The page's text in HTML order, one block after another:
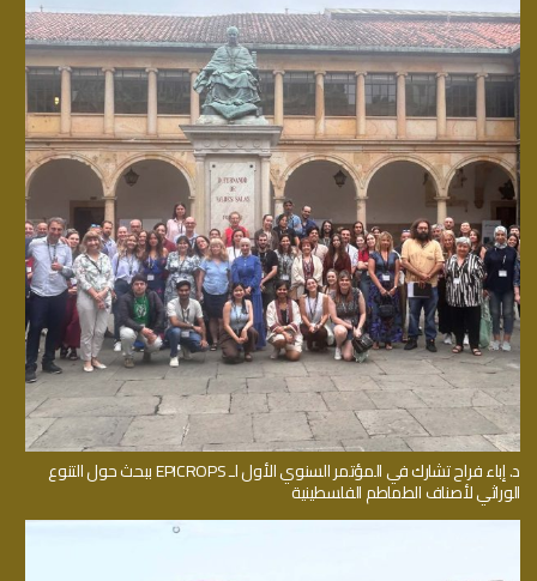
د. إباء فراح تشارك في المؤتمر السنوي الأول لـ EPICROPS ببحث حول التنوع
الوراثي لأصناف الطماطم الفلسطينية